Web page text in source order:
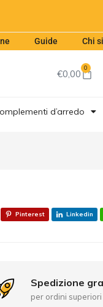
Guide Chi
€0,00 0
d’arredo
Pinterest Linkedin
Spedizione
per ordini superiori